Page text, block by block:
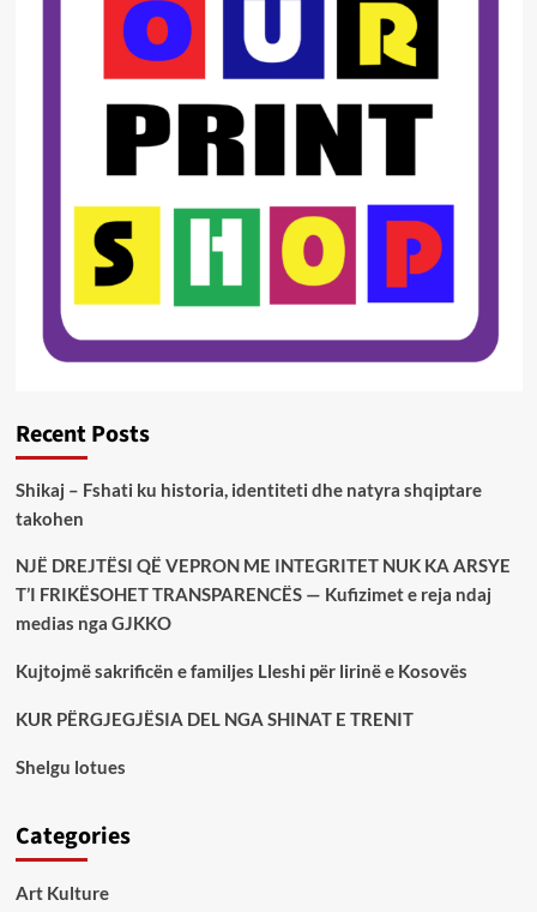
Recent Posts
Shikaj – Fshati ku historia, identiteti dhe natyra shqiptare
takohen
NJË DREJTËSI QË VEPRON ME INTEGRITET NUK KA ARSYE
T’I FRIKËSOHET TRANSPARENCËS — Kufizimet e reja ndaj
medias nga GJKKO
Kujtojmë sakrificën e familjes Lleshi për lirinë e Kosovës
KUR PËRGJEGJËSIA DEL NGA SHINAT E TRENIT
Shelgu lotues
Categories
Art Kulture